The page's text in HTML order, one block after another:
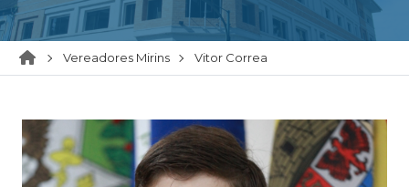
Vereadores Mirins Vitor Correa